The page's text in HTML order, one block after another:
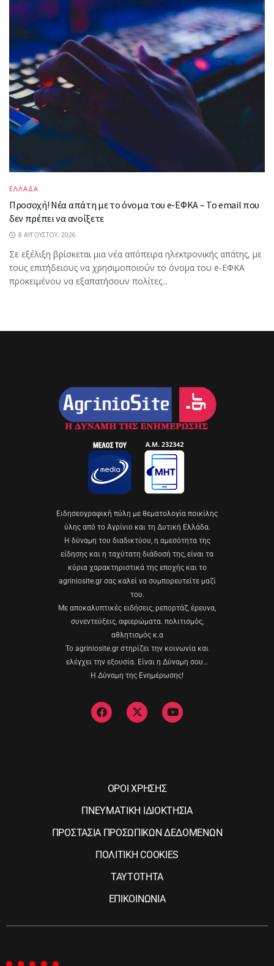
ΕΛΛΑΔΑ
Προσοχή! Νέα απάτη με το όνομα του e-ΕΦΚΑ – Το email που
δεν πρέπει να ανοίξετε
8 ΑΥΓΟΎΣΤΟΥ, 2026
Σε εξέλιξη βρίσκεται μια νέα απόπειρα ηλεκτρονικής απάτης, με
τους επιτήδειους να χρησιμοποιούν το όνομα του e-ΕΦΚΑ
προκειμένου να εξαπατήσουν πολίτες...
Eιδησεογραφική πύλη με θεματολογία ποικίλης
ύλης από το Αγρίνιο και τη Δυτική Ελλάδα.
Η δύναμη του διαδικτύου, η αμεσότητα της
είδησης και η ταχύτατη διάδοσή της, είναι τα
κύρια χαρακτηριστικά της εποχής και το
agriniosite.gr σας καλεί να συμπορευτείτε μαζί
του.
Με αποκαλυπτικές ειδήσεις, ρεπορτάζ, έρευνα,
συνεντεύξεις, αφιερώματα. πολιτισμός,
αθλητισμός κ.α
Το agriniosite.gr στηρίζει την κοινωνία και
ελέγχει την εξουσία. Είναι η Δύναμη σου…
Η Δύναμη της Ενημέρωσης!
ΟΡΟΙ ΧΡΗΣΗΣ
ΠΝΕΥΜΑΤΙΚΗ ΙΔΙΟΚΤΗΣΙΑ
ΠΡΟΣΤΑΣΙΑ ΠΡΟΣΩΠΙΚΩΝ ΔΕΔΟΜΕΝΩΝ
ΠΟΛΙΤΙΚΗ COOKIES
ΤΑΥΤΟΤΗΤΑ
ΕΠΙΚΟΙΝΩΝΙΑ